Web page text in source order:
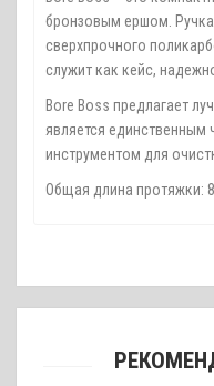
бронзовым ершом. Ручка
сверхпрочного
служит как кейс,
Bore Boss предлагает
является
инструментом для
Общая длина протяжки: